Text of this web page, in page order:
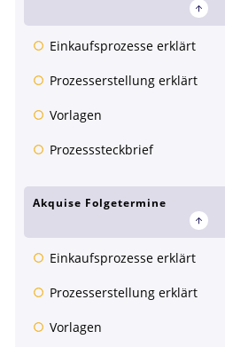
Einkaufsprozesse erklärt
Prozesserstellung erklärt
Vorlagen
Prozesssteckbrief
Akquise Folgetermine
Einkaufsprozesse erklärt
Prozesserstellung erklärt
Vorlagen